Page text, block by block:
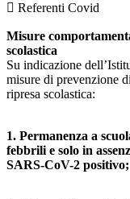
 Referenti Covid
Misure
scolastica
Su indicazione
misure di prevenzione
ripresa scolastica:
1. Permanenza a
febbrili e solo in
SARS-CoV-2 positivo;